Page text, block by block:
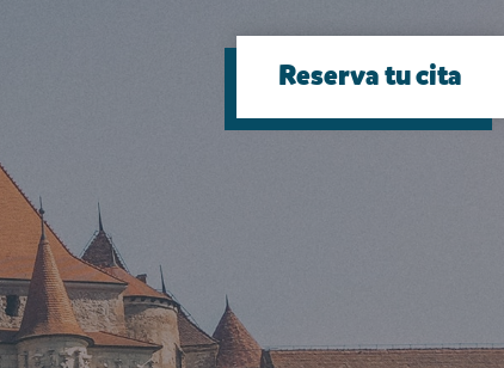
Reserva tu cita